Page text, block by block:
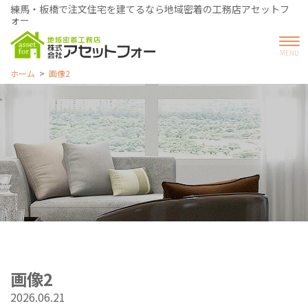
練馬・板橋で注文住宅を建てるなら地域密着の工務店アセットフ
ォー
ホーム 画像2
画像2
2026.06.21